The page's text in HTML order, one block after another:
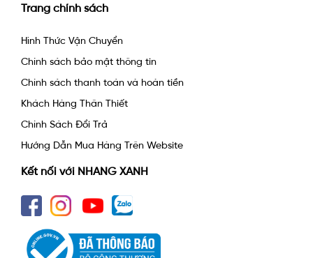
Trang chính sách
Hình Thức Vận Chuyển
Chính sách bảo mật thông tin
Chính sách thanh toán và hoàn tiền
Khách Hàng Thân Thiết
Chính Sách Đổi Trả
Hướng Dẫn Mua Hàng Trên Website
Kết nối với NHANG XANH